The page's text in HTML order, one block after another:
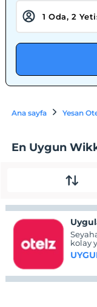
Ana sayfa Yesan
En Uygun
kolay